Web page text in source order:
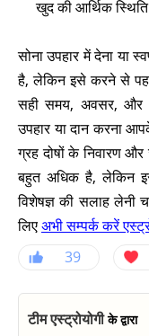
खुद की आर्थिक
सोना उपहार में देना या
है, लेकिन इसे करने से
सही समय, अवसर, और
उपहार या दान करना
ग्रह दोषों के निवारण और
बहुत अधिक है, लेकिन
विशेषज्ञ की सलाह लेनी
लिएअभी सम्पर्क करें
39
टीम एस्ट्रोयोगीके द्वारा